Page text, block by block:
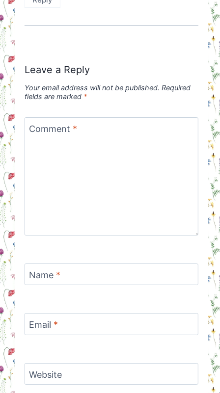
Leave a Reply
Your email address will not be published. Required
fields are marked *
Comment *
Name *
Email *
Website